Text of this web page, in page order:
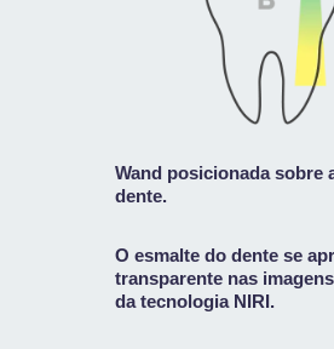
Wand posicionada sobre
dente.
O esmalte do dente se
transparente nas
da tecnologia NIRI.